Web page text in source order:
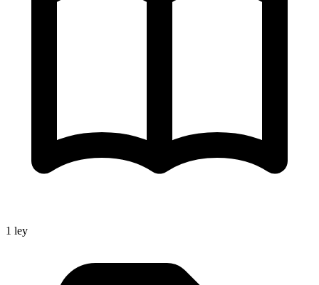
1 ley